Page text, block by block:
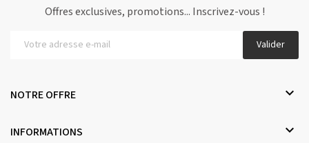
Offres exclusives, promotions... Inscrivez-vous !
Valider
NOTRE OFFRE 
INFORMATIONS 